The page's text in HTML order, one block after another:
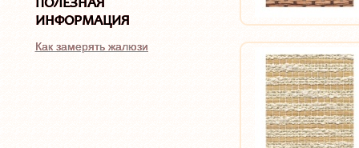
ПОЛЕЗНАЯ
ИНФОРМАЦИЯ
Как замерять жалюзи